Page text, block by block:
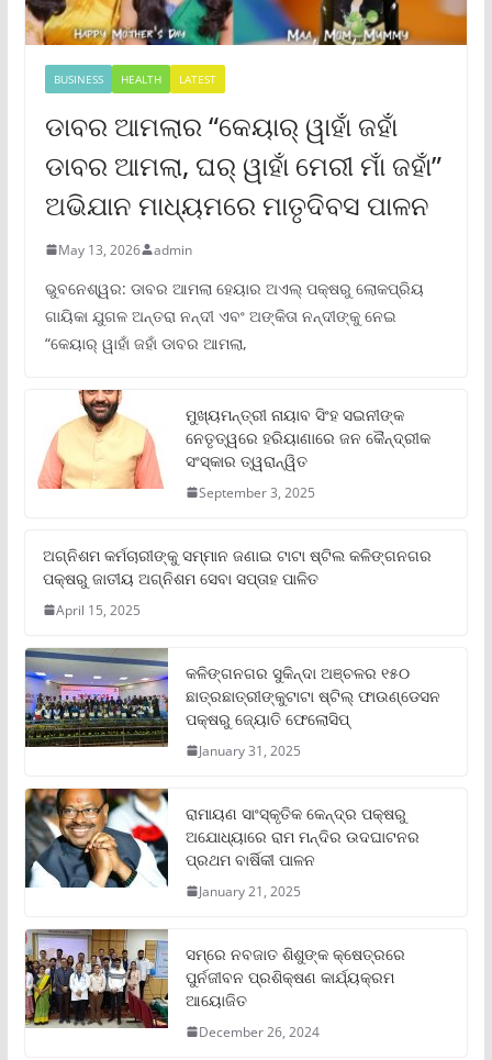
BUSINESS HEALTH LATEST
ଡାବର ଆମଲାର “କେୟାର୍ ୱାହାଁ ଜହାଁ
ଡାବର ଆମଲା, ଘର୍ ୱାହାଁ ମେରୀ ମାଁ ଜହାଁ”
ଅଭିଯାନ ମାଧ୍ୟମରେ ମାତୃଦିବସ ପାଳନ
May 13, 2026 admin
ଭୁବନେଶ୍ୱର: ଡାବର ଆମଲା ହେୟାର ଅଏଲ୍ ପକ୍ଷରୁ ଲୋକପ୍ରିୟ
ଗାୟିକା ଯୁଗଳ ଅନ୍ତରା ନନ୍ଦୀ ଏବଂ ଅଙ୍କିତା ନନ୍ଦୀଙ୍କୁ ନେଇ
“କେୟାର୍ ୱାହାଁ ଜହାଁ ଡାବର ଆମଲା,
ମୁଖ୍ୟମନ୍ତ୍ରୀ ନାୟାବ ସିଂହ ସଇନୀଙ୍କ
ନେତୃତ୍ୱରେ ହରିୟାଣାରେ ଜନ କୈନ୍ଦ୍ରୀକ
ସଂସ୍କାର ତ୍ୱରାନ୍ୱିତ
September 3, 2025
ଅଗ୍ନିଶମ କର୍ମଚାରୀଙ୍କୁ ସମ୍ମାନ ଜଣାଇ ଟାଟା ଷ୍ଟିଲ କଳିଙ୍ଗନଗର
ପକ୍ଷରୁ ଜାତୀୟ ଅଗ୍ନିଶମ ସେବା ସପ୍ତାହ ପାଳିତ
April 15, 2025
କଳିଙ୍ଗନଗର ସୁକିନ୍ଦା ଅଞ୍ଚଳର ୧୫୦
ଛାତ୍ରଛାତ୍ରୀଙ୍କୁଟାଟା ଷ୍ଟିଲ୍ ଫାଉଣ୍ଡେସନ
ପକ୍ଷରୁ ଜ୍ୟୋତି ଫେଲୋସିପ୍‌
January 31, 2025
ରାମାୟଣ ସାଂସ୍କୃତିକ କେନ୍ଦ୍ର ପକ୍ଷରୁ
ଅଯୋଧ୍ୟାରେ ରାମ ମନ୍ଦିର ଉଦଘାଟନର
ପ୍ରଥମ ବାର୍ଷିକୀ ପାଳନ
January 21, 2025
ସମ୍‌ରେ ନବଜାତ ଶିଶୁଙ୍କ କ୍ଷେତ୍ରରେ
ପୁର୍ନଜୀବନ ପ୍ରଶିକ୍ଷଣ କାର୍ଯ୍ୟକ୍ରମ
ଆୟୋଜିତ
December 26, 2024